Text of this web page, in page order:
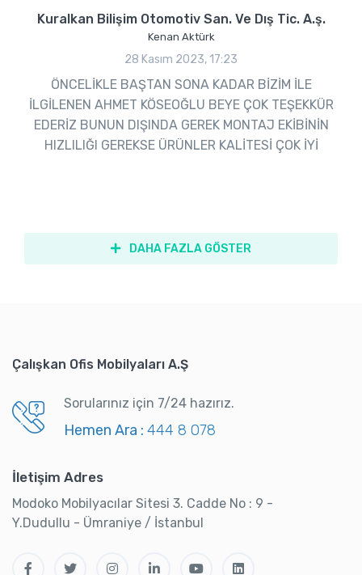
Kuralkan Bilişim Otomotiv San. Ve Dış Tic. A.ş.
Kenan Aktürk
28 Kasım 2023, 17:23
ÖNCELİKLE BAŞTAN SONA KADAR BİZİM İLE
İLGİLENEN AHMET KÖSEOĞLU BEYE ÇOK TEŞEKKÜR
EDERİZ BUNUN DIŞINDA GEREK MONTAJ EKİBİNİN
HIZLILIĞI GEREKSE ÜRÜNLER KALİTESİ ÇOK İYİ
DAHA FAZLA GÖSTER
Çalışkan Ofis Mobilyaları A.Ş
Sorularınız için 7/24 hazırız.
Hemen Ara : 444 8 078
İletişim Adres
Modoko Mobilyacılar Sitesi 3. Cadde No : 9 -
Y.Dudullu - Ümraniye / İstanbul